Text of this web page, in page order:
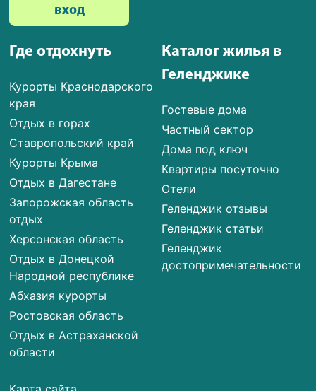
Где отдохнуть
Курорты Краснодарского
края
Отдых в горах
Ставропольский край
Курорты Крыма
Отдых в Дагестане
Запорожская область
отдых
Херсонская область
Отдых в Донецкой
Народной республике
Абхазия курорты
Ростовская область
Отдых в Астраханской
области
Каталог жилья в
Геленджике
Гостевые дома
Частный сектор
Дома под ключ
Квартиры посуточно
Отели
Геленджик отзывы
Геленджик статьи
Геленджик
достопримечательности
вход